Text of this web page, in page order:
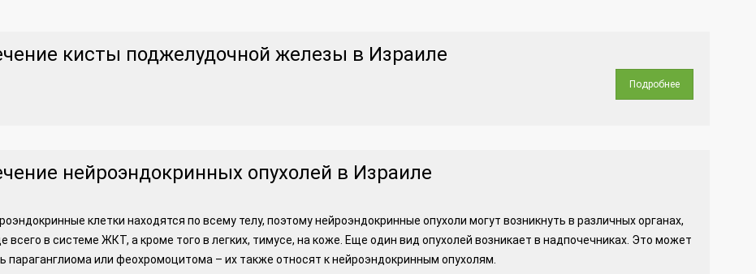
кисты поджелудочной железы в Израиле
Подробнее
нейроэндокринных опухолей в Израиле
клетки находятся по всему телу, поэтому нейроэндокринные опухоли могут возникнуть в различных органах,
всего в системе ЖКТ, а кроме того в легких, тимусе, на коже. Еще один вид опухолей возникает в надпочечниках. Это может
параганглиома или феохромоцитома – их также относят к нейроэндокринным опухолям.